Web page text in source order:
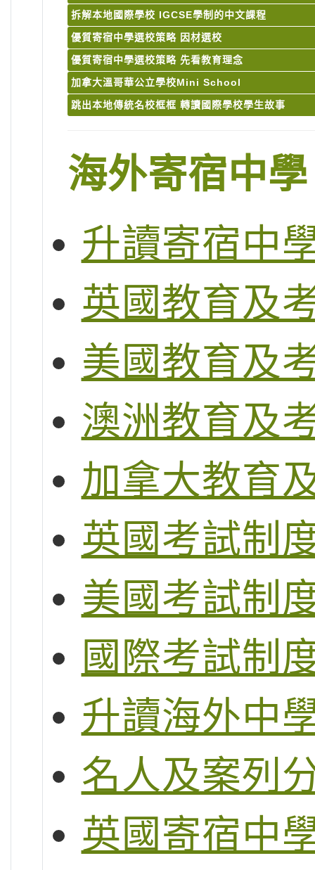
拆解本地國際學校 IGCSE學制的中文課程
優質寄宿中學選校策略 因材選校
優質寄宿中學選校策略 先看教育理念
加拿大溫哥華公立學校Mini School
跳出本地傳統名校框框 轉讀國際學校學生故事
海外寄宿中學
升讀寄宿中
英國教育及
美國教育及
澳洲教育及
加拿大教育
英國考試制
美國考試制
國際考試制
升讀海外中
名人及案列
英國寄宿中